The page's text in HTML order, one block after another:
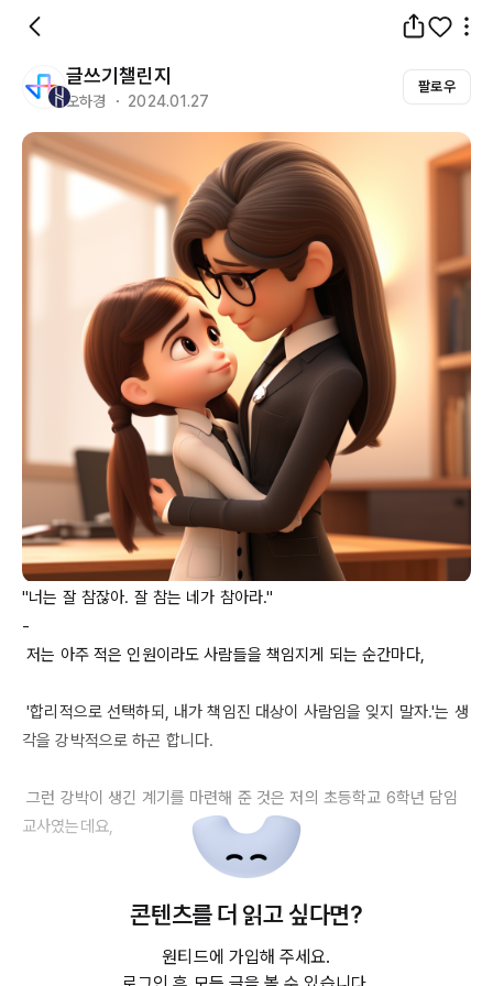
글쓰기챌린지
오하경 ・ 2024.01.27
팔로우
"너는 잘 참잖아. 잘 참는 네가 참아라."
-
저는 아주 적은 인원이라도 사람들을 책임지게 되는 순간마다,
'합리적으로 선택하되, 내가 책임진 대상이 사람임을 잊지 말자.'는 생
각을 강박적으로 하곤 합니다.
그런 강박이 생긴 계기를 마련해 준 것은 저의 초등학교 6학년 담임
교사였는데요,
때, 저는 이유도 모르고 같은 반 학생 전체에게 괴롭
힘을 당하고 있었습니다.
걸어만 가도 뒤통수로 거세게 공이 날아왔고, 남학생들은 제 뒤통수
콘텐츠를 더 읽고 싶다면?
원티드에 가입해 주세요.